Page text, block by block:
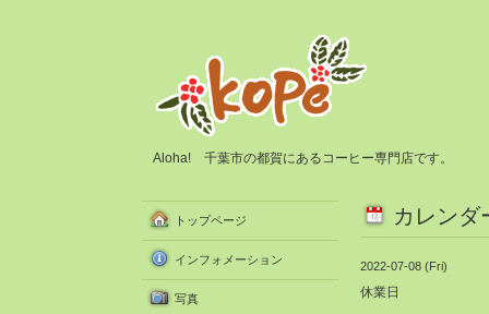
Aloha! 千葉市の都賀にあるコーヒー専門店です。
カレンダ
2022-07-08 (Fri)
休業日
トップページ
インフォメーション
写真